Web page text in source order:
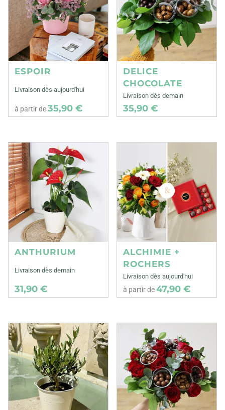
ESPOIR
Livraison dès aujourd'hui
à partir de35,90 €
DELICE
CHOCOLATE
Livraison dès demain
35,90 €
ANTHURIUM
Livraison dès demain
31,90 €
ALCHIMIE +
ROCHERS
Livraison dès aujourd'hui
à partir de47,90 €